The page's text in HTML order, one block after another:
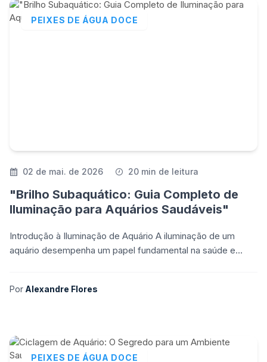
PEIXES DE ÁGUA DOCE
02 de mai. de 2026 20 min de leitura
"Brilho Subaquático: Guia Completo de
Iluminação para Aquários Saudáveis"
Introdução à Iluminação de Aquário A iluminação de um
aquário desempenha um papel fundamental na saúde e
Por Alexandre Flores
PEIXES DE ÁGUA DOCE